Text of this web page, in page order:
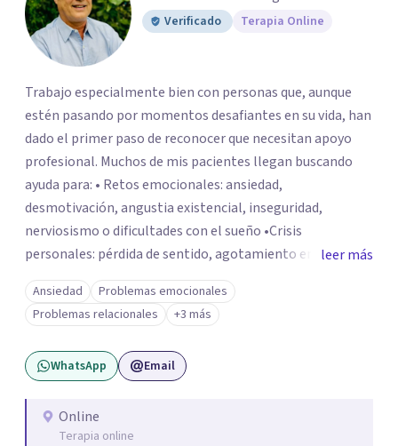
Verificado Terapia Online
Trabajo especialmente bien con personas que, aunque
estén pasando por momentos desafiantes en su vida, han
dado el primer paso de reconocer que necesitan apoyo
profesional. Muchos de mis pacientes llegan buscando
ayuda para: • Retos emocionales: ansiedad,
desmotivación, angustia existencial, inseguridad,
nerviosismo o dificultades con el sueño •Crisis
personales: pérdida de sentido, agotamiento emocional
o dificultad para manejar transiciones vitales •Conflictos
relacionales: problemas de pareja, tensiones familiares,
desafíos laborales o dificultades en dinámicas sociales.
leer más
Ansiedad
Problemas emocionales
Problemas relacionales
+3 más
WhatsApp Email
Online
Terapia online